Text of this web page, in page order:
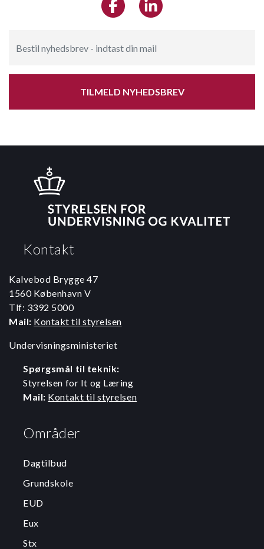
TILMELD NYHEDSBREV
Kontakt
Kalvebod Brygge 47
1560 København V
Tlf: 3392 5000
Mail: Kontakt til styrelsen
Undervisningsministeriet
Spørgsmål til teknik:
Styrelsen for It og Læring
Mail: Kontakt til styrelsen
Områder
Dagtilbud
Grundskole
EUD
Eux
Stx